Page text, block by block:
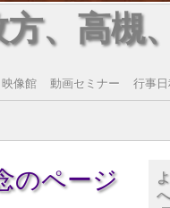
、高槻
映像館 動画セミナー 行事日
のページ
へ